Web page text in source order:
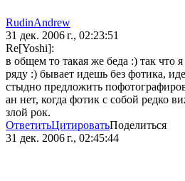
RudinAndrew
31 дек. 2006 г., 02:23:51
Re[Yoshi]:
в общем то такая же беда :) так что
ряду :) бывает идешь без фотика,
стыдно предложить
ан нет, когда фотик с собой редко
злой рок.
ОтветитьЦитироватьПоделиться
31 дек. 2006 г., 02:45:44